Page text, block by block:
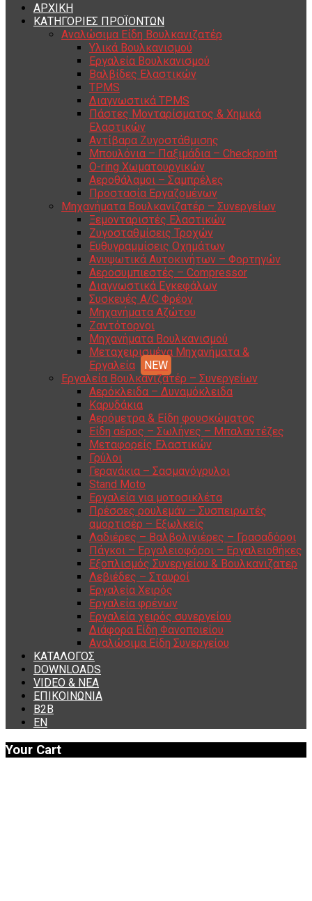
ΑΡΧΙΚΗ
ΚΑΤΗΓΟΡΙΕΣ ΠΡΟΪΟΝΤΩΝ
Αναλώσιμα Είδη Βουλκανιζατέρ
Υλικά Βουλκανισμού
Εργαλεία Βουλκανισμού
Βαλβίδες Ελαστικών
TPMS
Διαγνωστικά TPMS
Πάστες Μονταρίσματος & Χημικά
Ελαστικών
Αντίβαρα Ζυγοστάθμισης
Μπουλόνια – Παξιμάδια – Checkpoint
O-ring Χωματουργικών
Αεροθάλαμοι – Σαμπρέλες
Προστασία Εργαζομένων
Μηχανήματα Βουλκανιζατέρ – Συνεργείων
Ξεμονταριστές Ελαστικών
Ζυγοσταθμίσεις Τροχών
Ευθυγραμμίσεις Οχημάτων
Ανυψωτικά Αυτοκινήτων – Φορτηγών
Αεροσυμπιεστές – Compressor
Διαγνωστικά Εγκεφάλων
Συσκευές A/C Φρέον
Μηχανήματα Αζώτου
Ζαντότορνοι
Μηχανήματα Βουλκανισμού
Μεταχειρισμένα Μηχανήματα &
Εργαλεία
Εργαλεία Βουλκανιζατέρ – Συνεργείων
Αερόκλειδα – Δυναμόκλειδα
Καρυδάκια
Αερόμετρα & Είδη φουσκώματος
Είδη αέρος – Σωλήνες – Μπαλαντέζες
Μεταφορείς Ελαστικών
Γρύλοι
Γερανάκια – Σασμανόγρυλοι
Stand Moto
Εργαλεία για μοτοσικλέτα
Πρέσσες ρουλεμάν – Συσπειρωτές
αμορτισέρ – Εξωλκείς
Λαδιέρες – Βαλβολινιέρες – Γρασαδόροι
Πάγκοι – Εργαλειοφόροι – Εργαλειοθήκες
Εξοπλισμός Συνεργείου & Βουλκανιζατερ
Λεβιέδες – Σταυροί
Εργαλεία Χειρός
Εργαλεία φρένων
Εργαλεία χειρός συνεργείου
Διάφορα Είδη Φανοποιείου
Αναλώσιμα Είδη Συνεργείου
ΚΑΤΑΛΟΓΟΣ
DOWNLOADS
VIDEO & ΝΕΑ
ΕΠΙΚΟΙΝΩΝΙΑ
B2B
ΕΝ
Your Cart